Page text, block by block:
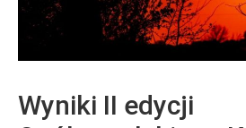
Wyniki II edycji